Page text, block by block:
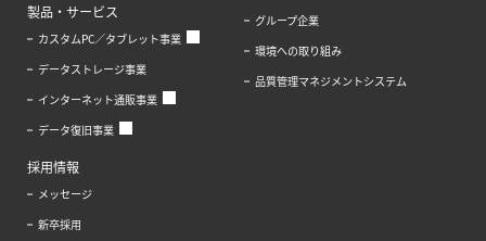
製品・サービス
カスタムPC／タブレット事業
データストレージ事業
インターネット通販事業
データ復旧事業
グループ企業
環境への取り組み
品質管理マネジメントシステム
採用情報
メッセージ
新卒採用